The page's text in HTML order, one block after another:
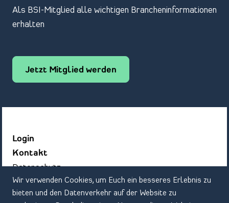
Als BSI-Mitglied alle wichtigen Brancheninformationen
erhalten
Jetzt Mitglied werden
Login
Kontakt
Datenschutz
Impressum
Wir verwenden Cookies, um Euch ein besseres Erlebnis zu
bieten und den Datenverkehr auf der Website zu